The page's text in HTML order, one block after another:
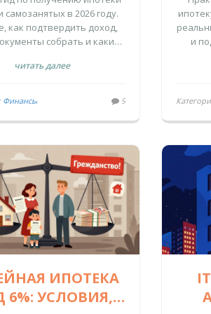
И
СТАВКУ
самозанятых в 2026 году.
как подтвердить доход,
собрать и какие
предпринимателям.
читать далее
Финансы 9
и
ИПОТЕКА
6%: УСЛОВИЯ,